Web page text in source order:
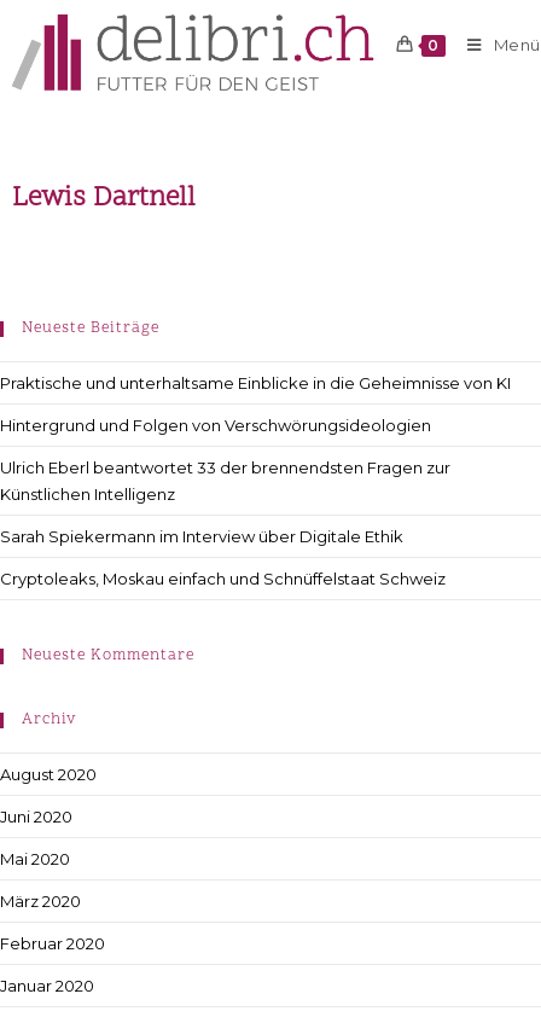
0 Menü
Lewis Dartnell
Neueste Beiträge
Praktische und unterhaltsame Einblicke in die Geheimnisse von KI
Hintergrund und Folgen von Verschwörungsideologien
Ulrich Eberl beantwortet 33 der brennendsten Fragen zur
Künstlichen Intelligenz
Sarah Spiekermann im Interview über Digitale Ethik
Cryptoleaks, Moskau einfach und Schnüffelstaat Schweiz
Neueste Kommentare
Archiv
August 2020
Juni 2020
Mai 2020
März 2020
Februar 2020
Januar 2020